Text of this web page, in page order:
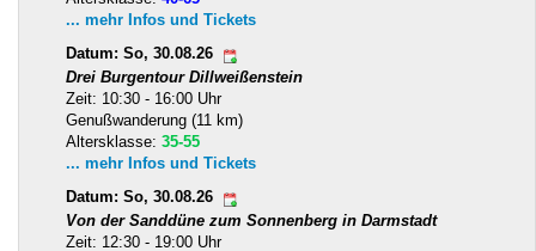
... mehr Infos und Tickets
Datum: So, 30.08.26
Drei Burgentour Dillweißenstein
Zeit: 10:30 - 16:00 Uhr
Genußwanderung (11 km)
Altersklasse: 35-55
... mehr Infos und Tickets
Datum: So, 30.08.26
Von der Sanddüne zum Sonnenberg in Darmstadt
Zeit: 12:30 - 19:00 Uhr